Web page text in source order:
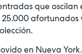
que oscilan
25.000
en Nueva